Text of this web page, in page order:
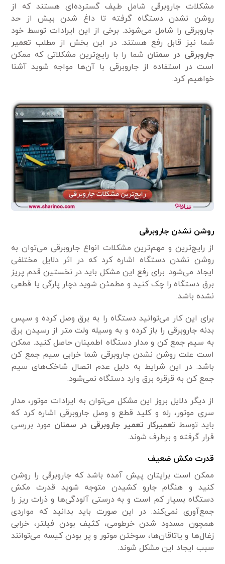
مشکلات جاروبرقی شامل طیف گسترده‌ای هستند که از
روشن نشدن دستگاه گرفته تا داغ شدن بیش از حد
جاروبرقی را شامل می‌شوند. برخی از این ایرادات توسط خود
شما نیز قابل رفع هستند. در این بخش از مطلب تعمیر
جاروبرقی در سمنان شما را با رایج‌ترین مشکلاتی که ممکن
است در استفاده از جاروبرقی با آن‌ها مواجه شوید آشنا
خواهیم کرد.
روشن نشدن جاروبرقی
از رایج‌ترین و مهم‌ترین مشکلات انواع جاروبرقی می‌توان به
روشن نشدن دستگاه اشاره کرد که در اثر دلایل مختلفی
ایجاد می‌شود. برای رفع این مشکل باید در نخستین قدم پریز
برق دستگاه را چک کنید و مطمئن شوید دچار پارگی یا قطعی
نشده باشد.
برای این کار می‌توانید دستگاه را به برق وصل کرده و سپس
بدنه جاروبرقی را باز کرده و به وسیله ولت متر از رسیدن برق
به سیم جمع کن و مدار دستگاه اطمینان حاصل کنید. ممکن
است علت روشن نشدن جاروبرقی شما خرابی سیم جمع کن
باشد. در این شرایط به دلیل عدم اتصال شاخک‌های سیم
جمع کن به قرقره برق وارد دستگاه نمی‌شود.
از دیگر دلایل بروز این مشکل می‌توان به ایرادات موتور، مدار
سری موتور، رله و کلید قطع و وصل جاروبرقی اشاره کرد که
باید توسط تعمیرکار تعمیر جاروبرقی در سمنان مورد بررسی
قرار گرفته و برطرف شوند.
قدرت مکش ضعیف
ممکن است برایتان پیش آمده باشد که جاروبرقی را روشن
کنید و هنگام جارو کشیدن متوجه شوید قدرت مکش
دستگاه بسیار کم است و به درستی آلودگی‌ها و ذرات ریز را
جمع‌آوری نمی‌کند. در این صورت باید بدانید که مواردی
همچون مسدود شدن خرطومی،‌ کثیف بودن فیلتر، خرابی
زغال‌ها و یاتاقان‌ها، سوختن موتور و پر بودن کیسه می‌توانند
سبب ایجاد این مشکل شوند.